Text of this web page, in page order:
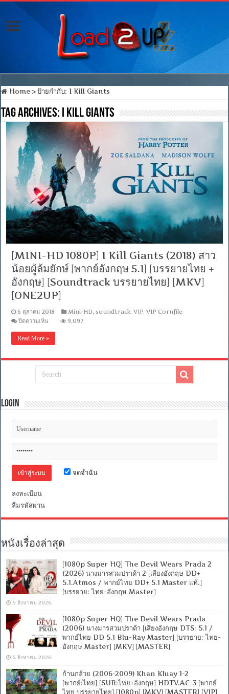
Home > ป้ายกำกับ:I Kill Giants
Tag Archives: I Kill Giants
[MINI-HD 1080P] I Kill Giants (2018) สาว
น้อยผู้ล้มยักษ์ [พากย์อังกฤษ 5.1] [บรรยายไทย +
อังกฤษ] [Soundtrack บรรยายไทย] [MKV]
[ONE2UP]
6 ตุลาคม 2018 Mini-HD, soundtrack,VIP,VIP Cornfile
ปิดความเห็นบน
1080P]
Kill
(2018)
ล้ม
5.1]
อังกฤษ]
[ONE2UP]
9,097
Read More »
Login
จดจำฉัน
ลงทะเบียน
ลืมรหัสผ่าน
หนังเรื่องล่าสุด
[1080p Super HQ] The Devil Wears Prada 2
(2026) นางมารสวมปราด้า 2 [เสียงอังกฤษ DD+
5.1.Atmos / พากย์ไทย DD+ 5.1 Master แท้.]
[บรรยาย: ไทย-อังกฤษ Master]
6 สิงหาคม 2026
[1080p Super HQ] The Devil Wears Prada
(2006) นางมารสวมปราด้า [เสียงอังกฤษ DTS: 5.1 /
พากย์ไทย DD 5.1 Blu-Ray Master] [บรรยาย: ไทย-
อังกฤษ Master] [MKV] [MASTER]
6 สิงหาคม 2026
ก้านกล้วย (2006-2009) Khan Kluay 1-2
[พากย์:ไทย] [SUB:ไทย+อังกฤษ] HDTV.AC-3 [พากย์
ไทย บรรยายไทย] [1080p] [MKV] [MASTER] [VIP]